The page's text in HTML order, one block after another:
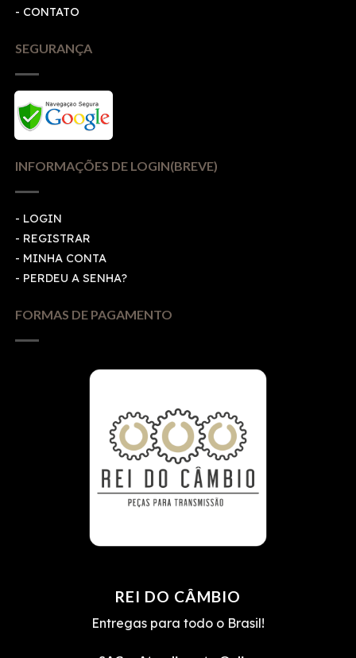
- CONTATO
SEGURANÇA
INFORMAÇÕES DE LOGIN(BREVE)
- LOGIN
- REGISTRAR
- MINHA CONTA
- PERDEU A SENHA?
FORMAS DE PAGAMENTO
REI DO CÂMBIO
Entregas para todo o Brasil!